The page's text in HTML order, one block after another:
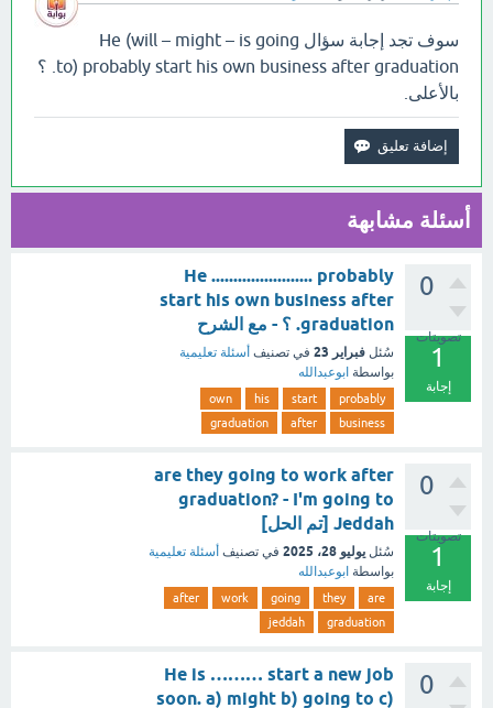
سوف تجد إجابة سؤال He (will – might – is going
to) probably start his own business after graduation. ؟
بالأعلى.
أسئلة مشابهة
0
تصويتات
1
إجابة
He ....................... probably
start his own business after
graduation. ؟ - مع الشرح
سُئل فبراير 23 في تصنيف أسئلة تعليمية
بواسطة ابوعبدالله
probably
start
his
own
business
after
graduation
0
تصويتات
1
إجابة
are they going to work after
graduation? - I'm going to
Jeddah [تم الحل]
سُئل يوليو 28، 2025 في تصنيف أسئلة تعليمية
بواسطة ابوعبدالله
are
they
going
work
after
graduation
jeddah
0
He is ……… start a new job
soon. a) might b) going to c)